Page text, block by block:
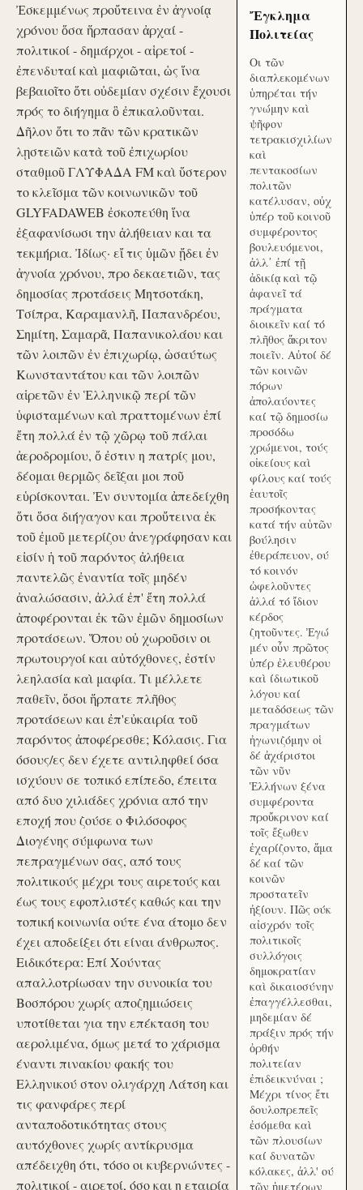
Ἐσκεμμένως προὔτεινα ἐν ἀγνοίᾳ
χρόνου ὅσα ἥρπασαν ἀρχαί -
πολιτικοί - δημάρχοι - αἱρετοί -
ἐπενδυταί καὶ μαφιῶται, ὡς ἵνα
βεβαιοῖτο ὅτι οὐδεμίαν σχέσιν ἔχουσι
πρός το διήγημα ὃ ἐπικαλοῦνται.
Δῆλον ὅτι το πᾶν τῶν κρατικῶν
λῃστειῶν κατὰ τοῦ ἐπιχωρίου
σταθμοῦ ΓΛΥΦΑΔΑ FM καὶ ὕστερον
το κλεῖσμα τῶν κοινωνικῶν τοῦ
GLYFADAWEB ἐσκοπεύθη ἵνα
ἐξαφανίσωσι την ἀλήθειαν και τα
τεκμήρια. Ἰδίως· εἴ τις ὑμῶν ᾔδει ἐν
ἀγνοία χρόνου, προ δεκαετιῶν, τας
δημοσίας προτάσεις Μητσοτάκη,
Τσίπρα, Καραμανλῆ, Παπανδρέου,
Σημίτη, Σαμαρᾶ, Παπανικολάου και
τῶν λοιπῶν ἐν ἐπιχωρίῳ, ὡσαύτως
Κωνσταντάτου και τῶν λοιπῶν
αἱρετῶν ἐν Ἑλληνικῷ περί τῶν
ὑφισταμένων καὶ πραττομένων ἐπί
ἔτη πολλά ἐν τῷ χῶρῳ τοῦ πάλαι
ἀεροδρομίου, ὅ ἐστιν η πατρίς μου,
δέομαι θερμῶς δεῖξαι μοι ποῦ
εὑρίσκονται. Ἐν συντομία ἀπεδείχθη
ὅτι ὅσα διήγαγον και προὔτεινα ἐκ
τοῦ ἐμοῦ μετερίζου ἀνεγράφησαν και
εἰσίν ἡ τοῦ παρόντος ἀλήθεια
παντελῶς ἐναντία τοῖς μηδέν
ἀναλώσασιν, ἀλλά ἐπ' ἔτη πολλά
ἀποφέρονται ἐκ τῶν ἐμῶν δημοσίων
προτάσεων. Ὅπου οὐ χωροῦσιν οι
πρωτουργοί και αὐτόχθονες, ἐστίν
λεηλασία καὶ μαφία. Τι μέλλετε
παθεῖν, ὅσοι ἥρπατε πλῆθος
προτάσεων και ἐπ'εὐκαιρία τοῦ
παρόντος ἀποφέρεσθε; Κόλασις. Για
όσους/ες δεν έχετε αντιληφθεί όσα
ισχύουν σε τοπικό επίπεδο, έπειτα
από δυο χιλιάδες χρόνια από την
εποχή που ζούσε ο Φιλόσοφος
Διογένης σύμφωνα των
πεπραγμένων σας, από τους
πολιτικούς μέχρι τους αιρετούς και
έως τους εφοπλιστές καθώς και την
τοπική κοινωνία ούτε ένα άτομο δεν
έχει αποδείξει ότι είναι άνθρωπος.
Ειδικότερα: Επί Χούντας
απαλλοτρίωσαν την συνοικία του
Βοσπόρου χωρίς αποζημιώσεις
υποτίθεται για την επέκταση του
αερολιμένα, όμως μετά το χάρισμα
έναντι πινακίου φακής του
Ελληνικού στον ολιγάρχη Λάτση και
τις φανφάρες περί
ανταποδοτικότητας στους
αυτόχθονες χωρίς αντίκρυσμα
απέδειχθη ότι, τόσο οι κυβερνώντες -
πολιτικοί - αιρετοί, όσο και η εταιρία
Ἔγκλημα
Πολιτείας
Οι τῶν
διαπλεκομένων
ὑπηρέται τήν
γνώμην καὶ
ψῆφον
τετρακισχιλίων
καὶ
πεντακοσίων
πολιτῶν
κατέλυσαν, οὐχ
ὑπέρ τοῦ κοινοῦ
συμφέροντος
βουλευόμενοι,
ἀλλ᾽ ἐπί τῇ
ἀδικίᾳ καὶ τῷ
ἀφανεῖ τά
πράγματα
διοικεῖν καί τό
πλῆθος ἄκριτον
ποιεῖν. Αὐτοί δέ
τῶν κοινῶν
πόρων
ἀπολαύοντες
καί τῷ δημοσίω
προσόδω
χρώμενοι, τούς
οἰκείους καὶ
φίλους καί τούς
ἑαυτοῖς
προσήκοντας
κατά τήν αὑτῶν
βούλησιν
ἐθεράπευον, ού
τό κοινόν
ὠφελοῦντες
ἀλλά τό ἴδιον
κέρδος
ζητοῦντες. Ἐγώ
μέν οὖν πρῶτος
ὑπέρ ἐλευθέρου
καὶ ίδιωτικοῦ
λόγου καί
μεταδόσεως τῶν
πραγμάτων
ἠγωνιζόμην οἱ
δέ ἀχάριστοι
τῶν νῦν
Ἑλλήνων ξένα
συμφέροντα
προὔκρινον καί
τοῖς ἔξωθεν
ἐχαρίζοντο, ἅμα
δέ καί τῶν
κοινῶν
προστατεῖν
ἠξίουν. Πῶς ούκ
αἰσχρόν τοῖς
πολιτικοῖς
συλλόγοις
δημοκρατίαν
καὶ δικαιοσύνην
ἐπαγγέλλεσθαι,
μηδεμίαν δέ
πράξιν πρός τήν
ὀρθήν
πολιτείαν
ἐπιδεικνύναι ;
Μέχρι τίνος ἔτι
δουλοπρεπεῖς
ἐσόμεθα καὶ
τῶν πλουσίων
καί δυνατῶν
κόλακες, ἀλλ' ού
τῶν ἡμετέρων